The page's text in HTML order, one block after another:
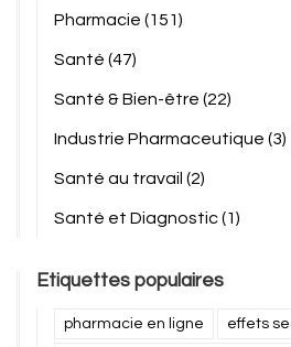
Pharmacie (151)
Santé (47)
Santé & Bien-être (22)
Industrie Pharmaceutique (3)
Santé au travail (2)
Santé et Diagnostic(1)
Etiquettes populaires
pharmacie en ligne effets